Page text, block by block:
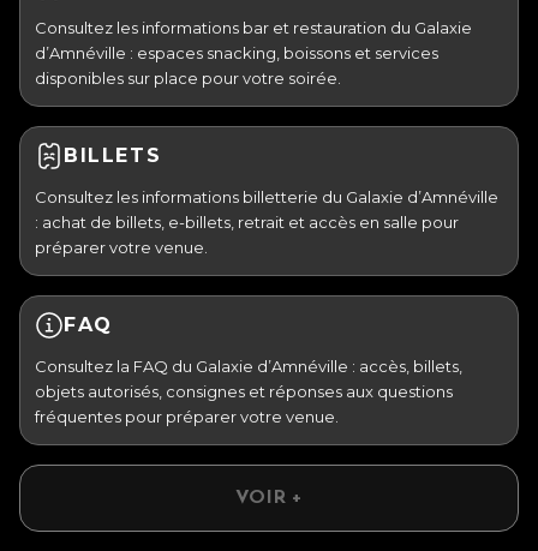
Consultez les informations bar et restauration du Galaxie
d’Amnéville : espaces snacking, boissons et services
disponibles sur place pour votre soirée.
BILLETS
Consultez les informations billetterie du Galaxie d’Amnéville
: achat de billets, e-billets, retrait et accès en salle pour
préparer votre venue.
FAQ
Consultez la FAQ du Galaxie d’Amnéville : accès, billets,
objets autorisés, consignes et réponses aux questions
fréquentes pour préparer votre venue.
VOIR +